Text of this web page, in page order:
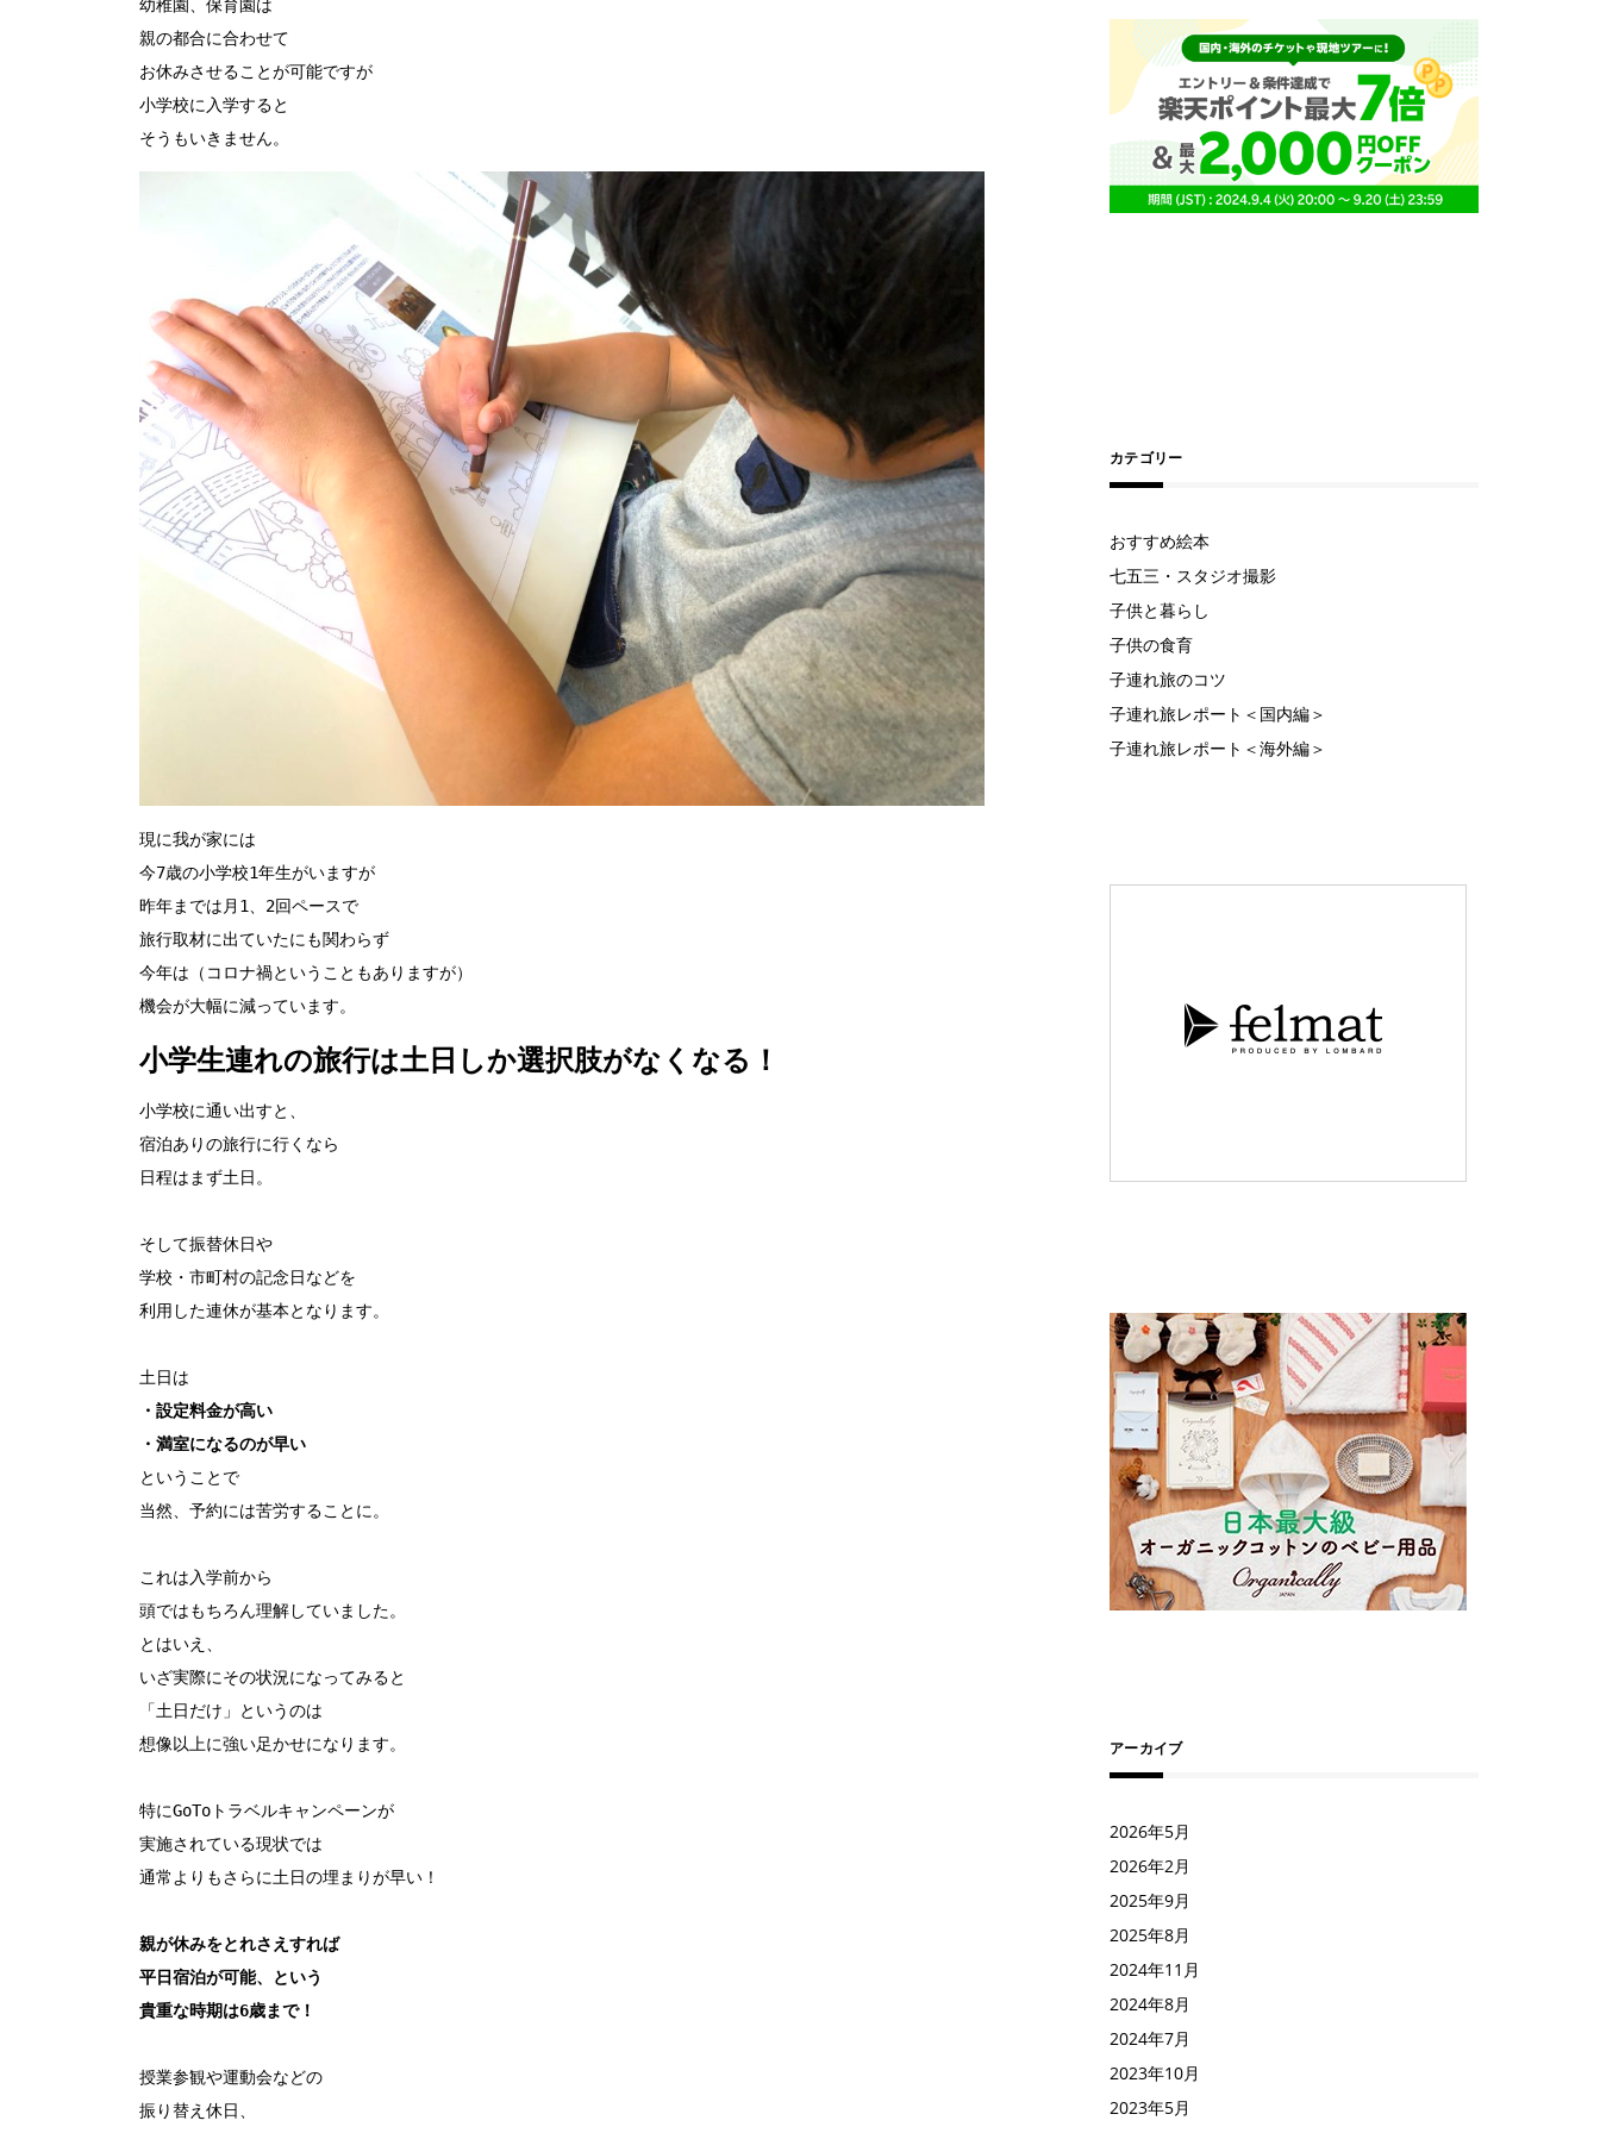
幼稚園、保育園は
親の都合に合わせて
お休みさせることが可能ですが
小学校に入学すると
現に我が家には
今7歳の小学校1年生がいますが
昨年までは月1、2回ペースで
旅行取材に出ていたにも関わらず
今年は（コロナ禍ということもありますが）
小学生連れの旅行は土日しか選択肢がなくなる！
小学校に通い出すと、
宿泊ありの旅行に行くなら
日程はまず土日。
そして振替休日や
学校・市町村の記念日などを
利用した連休が基本となります。
・設定料金が高い
・満室になるのが早い
ということで
当然、予約には苦労することに。
これは入学前から
頭ではもちろん理解していました。
とはいえ、
いざ実際にその状況になってみると
「土日だけ」というのは
想像以上に強い足かせになります。
特にGoToトラベルキャンペーンが
実施されている現状では
通常よりもさらに土日の埋まりが早い！
親が休みをとれさえすれば
平日宿泊が可能、という
貴重な時期は6歳まで！
授業参観や運動会などの
振り替え休日、
カテゴリー
おすすめ絵本
七五三・スタジオ撮影
子供と暮らし
子供の食育
子連れ旅のコツ
子連れ旅レポート＜国内編＞
子連れ旅レポート＜海外編＞
アーカイブ
2026年5月
2026年2月
2025年9月
2025年8月
2024年11月
2024年8月
2024年7月
2023年10月
2023年5月